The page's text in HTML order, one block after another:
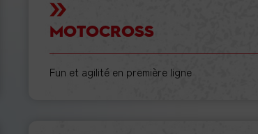
MOTOCROSS
Fun et agilité en première ligne